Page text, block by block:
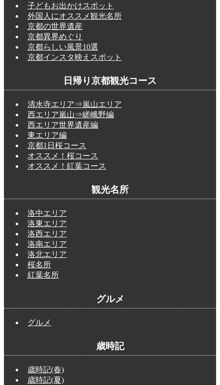
子どもお出かけスポット
外国人にオススメ観光名所
京都の世界遺産
京都異界めぐり
京都らしい風景10選
京都インスタ映えスポット
日帰り京都観光コース
清水寺エリア⇒嵐山エリア
西エリア嵐山⇒嵯峨野編
西エリア世界遺産編
東エリア編
京都1日桜コース
オススメ！桜コース
オススメ！紅葉コース
観光名所
洛中エリア
洛東エリア
洛西エリア
洛南エリア
洛北エリア
桜名所
紅葉名所
グルメ
グルメ
歳時記
歳時記(春)
歳時記(夏)